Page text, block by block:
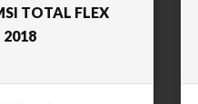
TOTAL FLEX
2018